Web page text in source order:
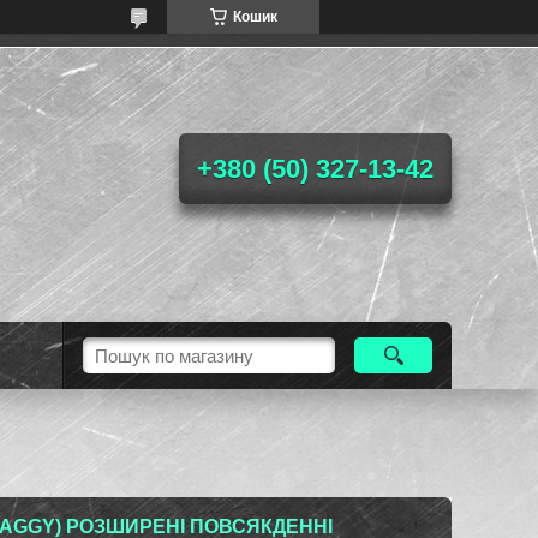
Кошик
+380 (50) 327-13-42
РОЗШИРЕНІ ПОВСЯКДЕННІ